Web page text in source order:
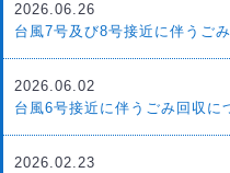
2026.06.26
台風7号及び8号接近に伴うご
2026.06.02
台風6号接近に伴うごみ回収に
2026.02.23